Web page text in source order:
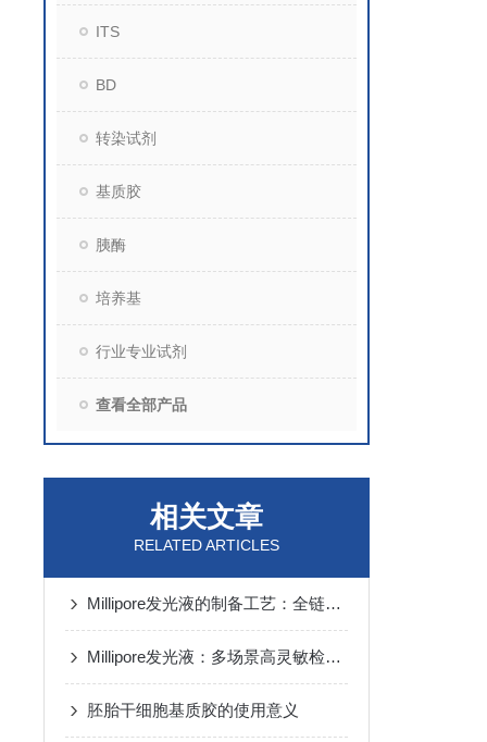
ITS
BD
转染试剂
基质胶
胰酶
培养基
行业专业试剂
查看全部产品
相关文章
RELATED ARTICLES
Millipore发光液的制备工艺：全链路质控保障检测性能稳定
Millipore发光液：多场景高灵敏检测的核心试剂支撑
胚胎干细胞基质胶的使用意义